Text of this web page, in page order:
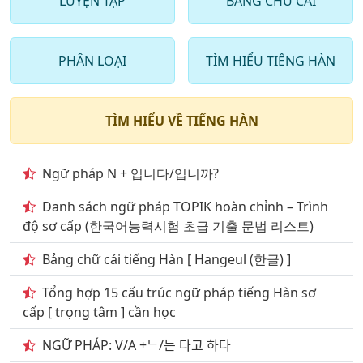
13. Những Từ vựng tiếng hàn quốc về Chủ đề giai trí
đề giao dục đào tạo
. Những Từ vựng tiếng hàn quốc nói về Chủ đề
Giao thông đi lại
16. Từ vựng tiếng hàn Chủ đề kiến trúc Những công
trình kiến trúc
17. Những Từ vựng tiếng hàn quốc nói về Chủ đề môi
trường
18 . Những Từ vựng tiếng hàn quốc nói về Chủ đề
mua săm shopping
19. Những Từ vựng tiếng hàn nói về Chủ đề một số
loại nghề nghiệp
PHÂN LOẠI TÌM HIỂU TIẾNG HÀN
TÌM HIỂU VỀ TIẾNG HÀN
Ngữ pháp N + 입니다/입니까?
Danh sách ngữ pháp TOPIK hoàn chỉnh – Trình
độ sơ cấp (한국어능력시험 초급 기출 문법 리스트)
Bảng chữ cái tiếng Hàn [ Hangeul (한글) ]
Tổng hợp 15 cấu trúc ngữ pháp tiếng Hàn sơ
cấp [ trọng tâm ] cần học
NGỮ PHÁP: V/A +ᄂ/는 다고 하다